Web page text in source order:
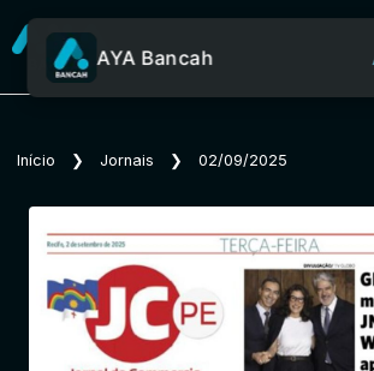
Sobre o Aya
Início
AYA Bancah
Início ❯ Jornais ❯ 02/09/2025